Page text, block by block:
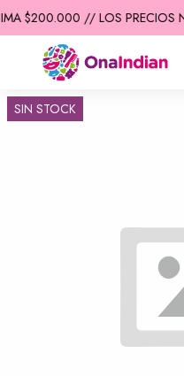
$200.000 // LOS PRECIOS
SIN STOCK